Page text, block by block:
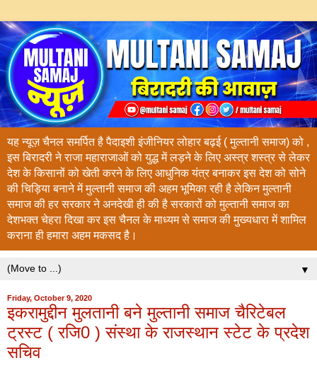
यह न्यूज़ चैनल समर्पित है पैदाइशी इंजीनियर लोहार बढ़ई ( मुल्तानी समाज) को ,
इस बिरादरी ने राजा महाराजाओं को युद्ध में लड़ने के लिए अस्त्र शस्त्र से लेकर
देश के किसानों को खेती करने के लिए आधुनिक यंत्र बनाकर इस देश को सोने
की चिड़िया बनाने में मुल्तानी समाज की अहम भूमिका रही है लेकिन मुल्तानी
समाज की हर सरकार ने अनदेखी ही की है सरकारों को मुल्तानी समाज का
देशभक्त चेहरा दिखा कर इस चैनल के माध्यम से समाज की मुख्यधारा में शामिल
कराना ही हमारा अहम मकसद है।
▼
Friday, October 9, 2020
इकरामुद्दीन मुलतानी बने मुल्तानी समाज चैरिटेबल
ट्रस्ट ( रजि0 ) संस्था के राजस्थान स्टेट के प्रदेश
सचिव